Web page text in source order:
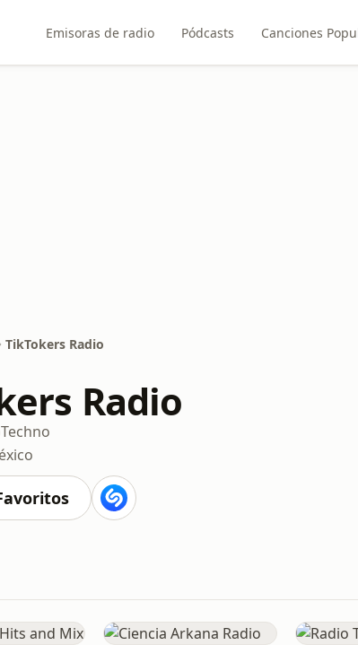
Emisoras de radio Pódcasts Canciones
TikTokers Radio
Radio
Techno